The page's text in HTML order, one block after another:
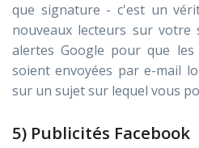
que signature - c'est un
nouveaux lecteurs sur votre
alertes Google pour que les
soient envoyées par e-mail
sur un sujet sur lequel vous
5) Publicités Facebook